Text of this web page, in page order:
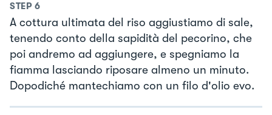
STEP 6
A cottura ultimata del riso aggiustiamo di sale,
tenendo conto della sapidità del pecorino, che
poi andremo ad aggiungere, e spegniamo la
fiamma lasciando riposare almeno un minuto.
Dopodiché mantechiamo con un filo d'olio evo.